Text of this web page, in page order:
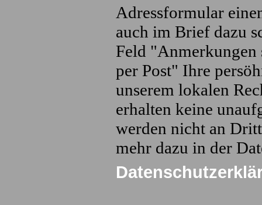
Adressformular
auch im Brief dazu
Feld "Anmerkungen
per Post" Ihre
unserem lokalen
erhalten keine
werden nicht an
mehr dazu in der